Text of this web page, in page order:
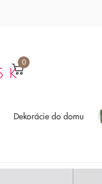
0
Dekorácie do domu